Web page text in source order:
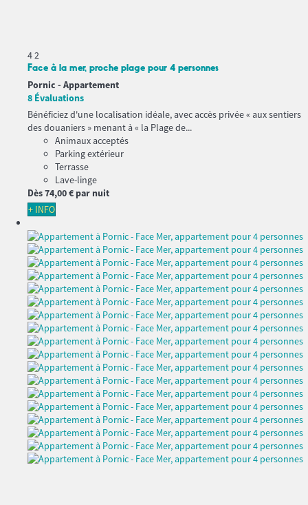
42
Face à la mer, proche plage pour 4 personnes
Pornic - Appartement
8 Évaluations
Bénéficiez d'une localisation idéale, avec accès privée « aux sentiers
des douaniers » menant à « la Plage de...
Animaux acceptés
Parking extérieur
Terrasse
Lave-linge
Dès74,00 € par nuit
+ INFO